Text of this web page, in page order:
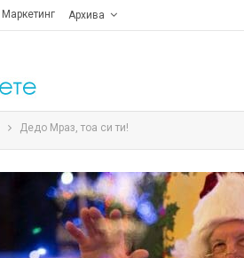
Маркетинг Архива
Дедо Мраз, тоа си ти!